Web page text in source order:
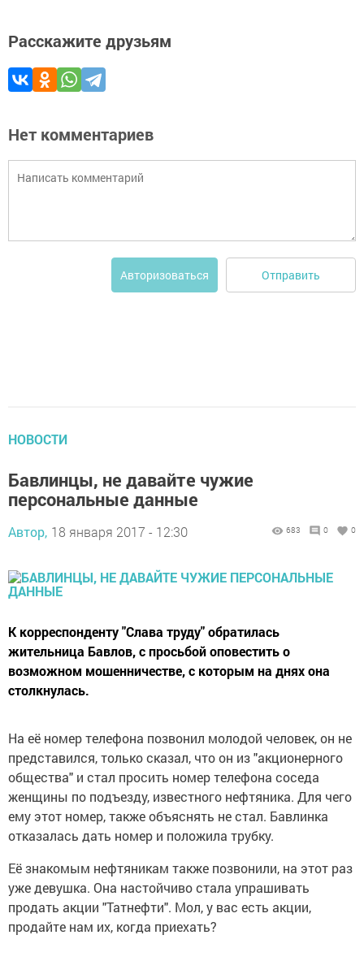
Расскажите друзьям
Нет комментариев
Авторизоваться Отправить
НОВОСТИ
Бавлинцы, не давайте чужие
персональные данные
Автор, 18 января 2017 - 12:30 683 0 0
К корреспонденту "Слава труду" обратилась
жительница Бавлов, с просьбой оповестить о
возможном мошенничестве, с которым на днях она
столкнулась.
На её номер телефона позвонил молодой человек, он не
представился, только сказал, что он из "акционерного
общества" и стал просить номер телефона соседа
женщины по подъезду, известного нефтяника. Для чего
ему этот номер, также объяснять не стал. Бавлинка
отказалась дать номер и положила трубку.
Её знакомым нефтяникам также позвонили, на этот раз
уже девушка. Она настойчиво стала упрашивать
продать акции "Татнефти". Мол, у вас есть акции,
продайте нам их, когда приехать?